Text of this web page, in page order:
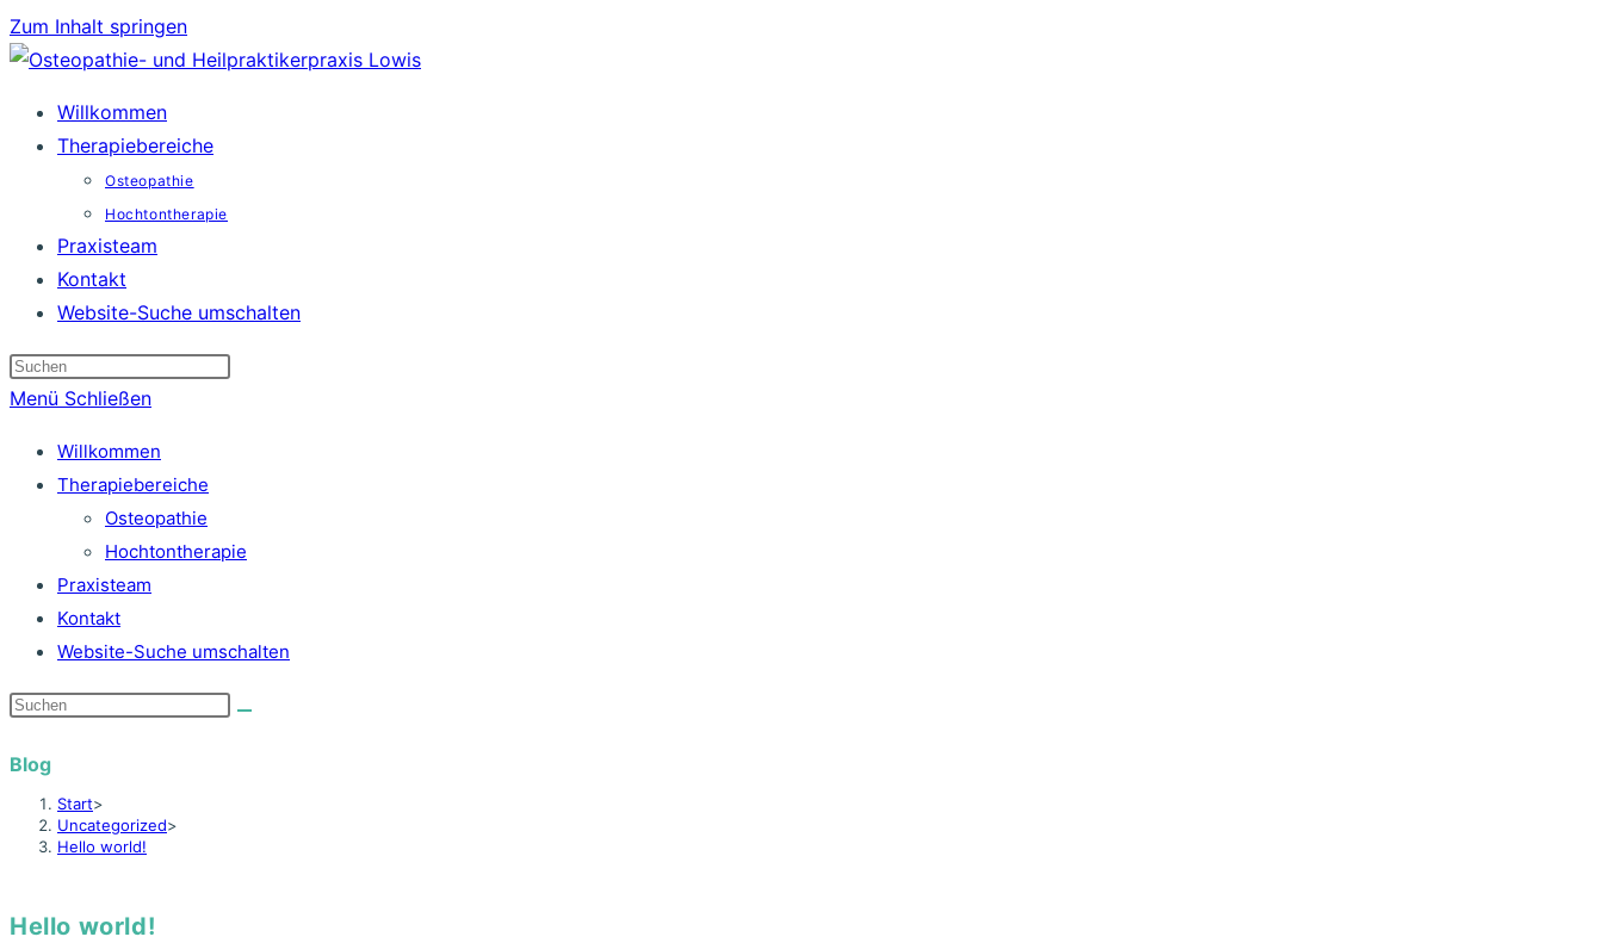
Zum Inhalt springen
Willkommen
Therapiebereiche
Osteopathie
Hochtontherapie
Praxisteam
Kontakt
Website-Suche umschalten
Menü Schließen
Willkommen
Therapiebereiche
Osteopathie
Hochtontherapie
Praxisteam
Kontakt
Website-Suche umschalten
Blog
Start>
Uncategorized>
Hello world!
Hello world!